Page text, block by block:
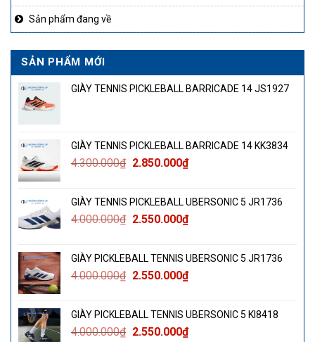
Sản phẩm đang về
SẢN PHẨM MỚI
GIÀY TENNIS PICKLEBALL BARRICADE 14 JS1927
GIÀY TENNIS PICKLEBALL BARRICADE 14 KK3834
4.300.000₫ Giá
4.300.000₫.
2.850.000₫Giá
là:
2.850.000₫.
GIÀY TENNIS PICKLEBALL UBERSONIC 5 JR1736
4.000.000₫ Giá
4.000.000₫.
2.550.000₫Giá
là:
2.550.000₫.
GIÀY PICKLEBALL TENNIS UBERSONIC 5 JR1736
4.000.000₫ Giá
4.000.000₫.
2.550.000₫Giá
là:
2.550.000₫.
GIÀY PICKLEBALL TENNIS UBERSONIC 5 KI8418
4.000.000₫ Giá
2.550.000₫Giá